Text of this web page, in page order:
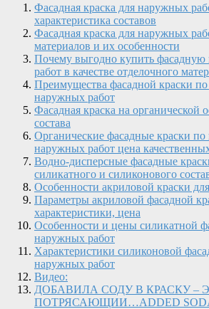
Фасадная краска для наружных
характеристика составов
Фасадная краска для наружных
материалов и их особенности
Почему выгодно купить фасадную
работ в качестве отделочного
Преимущества фасадной краски по
наружных работ
Фасадная краска на органической
состава
Органические фасадные краски по
наружных работ цена
Водно-дисперсные фасадные
силикатного и силиконового
Особенности акриловой краски
Параметры акриловой фасадной
характеристики, цена
Особенности и цены силикатной
наружных работ
Характеристики силиконовой
наружных работ
Видео:
ДОБАВИЛА СОДУ В КРАСКУ –
ПОТРЯСАЮЩИИ…ADDED